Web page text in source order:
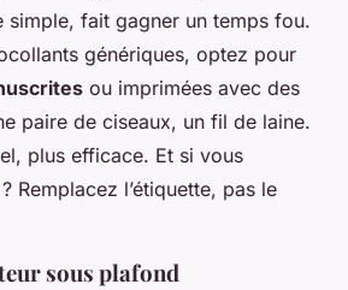
simple, fait gagner un temps fou.
génériques, optez pour
ou imprimées avec des
paire de ciseaux, un fil de laine.
plus efficace. Et si vous
Remplacez l’étiquette, pas le
sous plafond